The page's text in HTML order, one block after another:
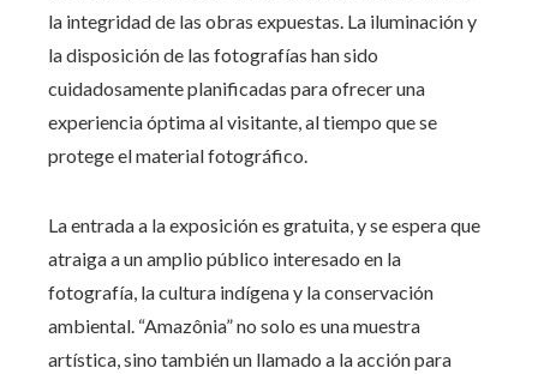
la integridad de las obras expuestas. La iluminación y
la disposición de las fotografías han sido
cuidadosamente planificadas para ofrecer una
experiencia óptima al visitante, al tiempo que se
protege el material fotográfico.
La entrada a la exposición es gratuita, y se espera que
atraiga a un amplio público interesado en la
fotografía, la cultura indígena y la conservación
ambiental. “Amazônia” no solo es una muestra
artística, sino también un llamado a la acción para